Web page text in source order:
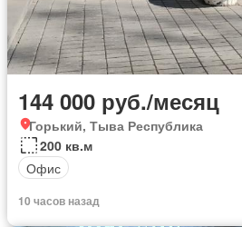
144 000 руб./месяц
Горький, Тыва Республика
200 кв.м
Офис
10 часов назад